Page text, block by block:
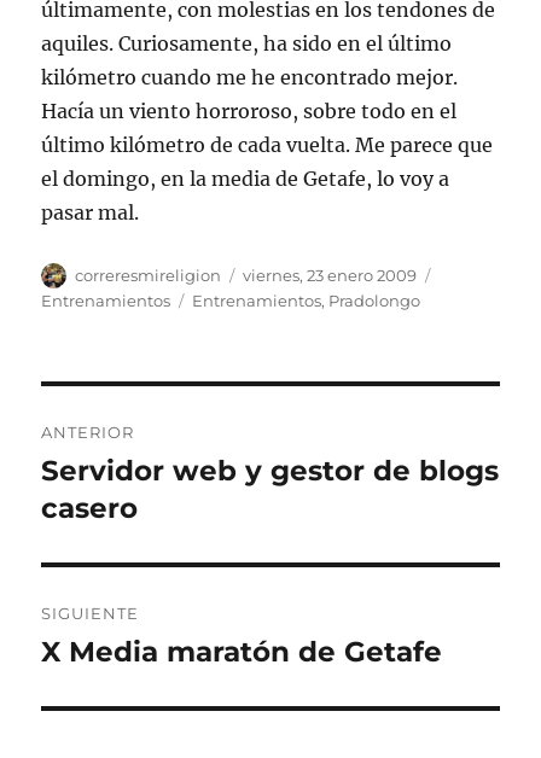
últimamente, con molestias en los tendones de
aquiles. Curiosamente, ha sido en el último
kilómetro cuando me he encontrado mejor.
Hacía un viento horroroso, sobre todo en el
último kilómetro de cada vuelta. Me parece que
el domingo, en la media de Getafe, lo voy a
pasar mal.
Autor
correresmireligion
Publicado
el
viernes, 23 enero 2009
Entrenamientos
Etiquetas
Entrenamientos, Pradolongo
de
entradas
ANTERIOR
Entrada
anterior:
Servidor web y gestor de blogs
casero
SIGUIENTE
Entrada
X Media maratón de Getafe